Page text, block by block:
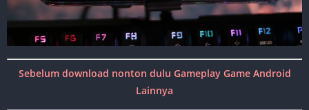
Sebelum download nonton dulu Gameplay Game Android
Lainnya